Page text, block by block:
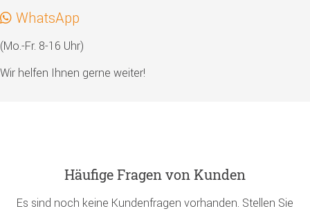
WhatsApp
(Mo.-Fr. 8-16 Uhr)
Wir helfen Ihnen gerne weiter!
Häufige Fragen von Kunden
Es sind noch keine Kundenfragen vorhanden. Stellen Sie